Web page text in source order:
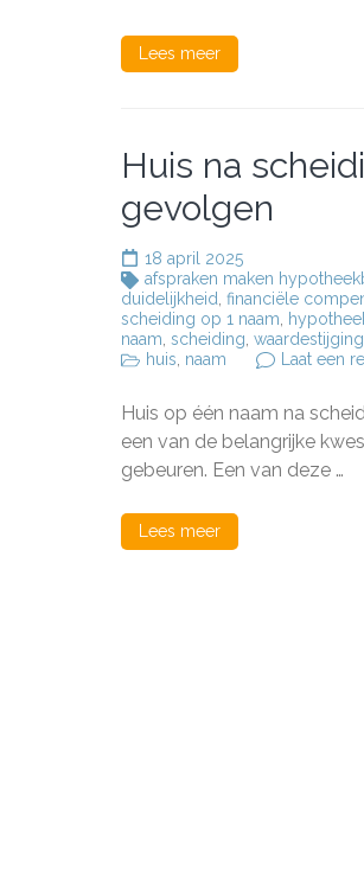
Lees meer
Huis na
gevolgen
18 april 2025
afspraken maken
duidelijkheid financiële
scheiding op 1 naam
naam scheiding
huis naam Laat een
Huis op één naam na
een van de belangrijke
gebeuren. Een van deze …
Lees meer